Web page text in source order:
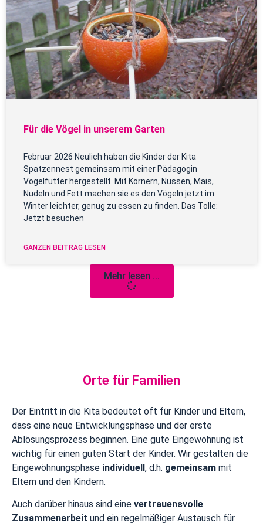
Für die Vögel in unserem Garten
Februar 2026 Neulich haben die Kinder der Kita
Spatzennest gemeinsam mit einer Pädagogin
Vogelfutter hergestellt. Mit Körnern, Nüssen, Mais,
Nudeln und Fett machen sie es den Vögeln jetzt im
Winter leichter, genug zu essen zu finden. Das Tolle:
Jetzt besuchen
GANZEN BEITRAG LESEN
Mehr lesen ...
Orte für Familien
Der Eintritt in die Kita bedeutet oft für Kinder und Eltern,
dass eine neue Entwicklungsphase und der erste
Ablösungsprozess beginnen. Eine gute Eingewöhnung ist
wichtig für einen guten Start der Kinder. Wir gestalten die
Eingewöhnungsphase individuell, d.h. gemeinsam mit
Eltern und den Kindern.
Auch darüber hinaus sind eine vertrauensvolle
Zusammenarbeit und ein regelmäßiger Austausch für